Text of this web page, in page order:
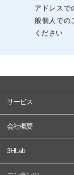
アドレスで
般個人での
ください
サービス
会社概要
3HLab